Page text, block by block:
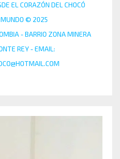
EL CORAZÓN DEL CHOCÓ
MUNDO © 2025
- BARRIO ZONA MINERA
REY - EMAIL: